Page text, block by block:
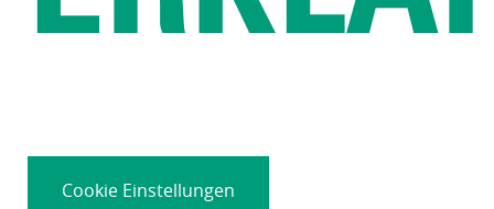
Cookie Einstellungen